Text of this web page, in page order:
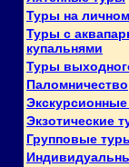
Туры на
Туры с
купальнями
Туры
Паломничество
Экзотические
Групповые